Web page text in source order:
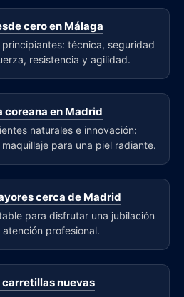
cero en Málaga
técnica, seguridad
resistencia y agilidad.
coreana en Madrid
naturales e innovación:
para una piel radiante.
cerca de Madrid
para disfrutar una jubilación
profesional.
carretillas nuevas